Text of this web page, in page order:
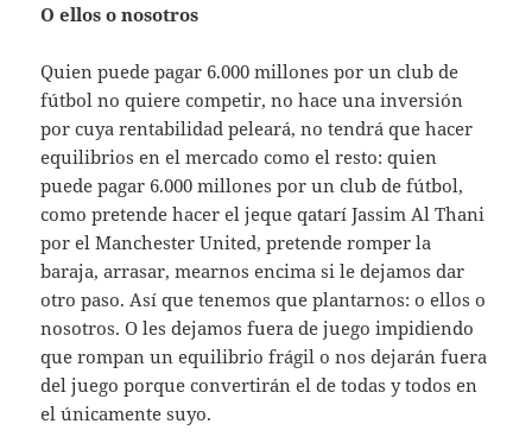
O ellos o nosotros
Quien puede pagar 6.000 millones por un club de
fútbol no quiere competir, no hace una inversión
por cuya rentabilidad peleará, no tendrá que hacer
equilibrios en el mercado como el resto: quien
puede pagar 6.000 millones por un club de fútbol,
como pretende hacer el jeque qatarí Jassim Al Thani
por el Manchester United, pretende romper la
baraja, arrasar, mearnos encima si le dejamos dar
otro paso. Así que tenemos que plantarnos: o ellos o
nosotros. O les dejamos fuera de juego impidiendo
que rompan un equilibrio frágil o nos dejarán fuera
del juego porque convertirán el de todas y todos en
el únicamente suyo.